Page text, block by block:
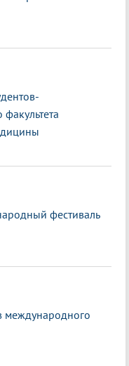
фестиваль
международного